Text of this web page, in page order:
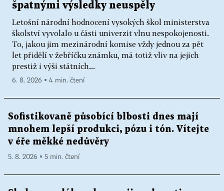
špatnými výsledky neuspěly
Letošní národní hodnocení vysokých škol ministerstva
školství vyvolalo u části univerzit vlnu nespokojenosti.
To, jakou jim mezinárodní komise vždy jednou za pět
let přidělí v žebříčku známku, má totiž vliv na jejich
prestiž i výši státních...
6. 8. 2026 ▪ 4 min. čtení
Sofistikovaně působící blbosti dnes mají
mnohem lepší produkci, pózu i tón. Vítejte
v éře měkké nedůvěry
5. 8. 2026 ▪ 5 min. čtení